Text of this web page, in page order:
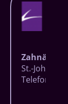
zu
Zahnärzte
St.-Johann-
Telefon